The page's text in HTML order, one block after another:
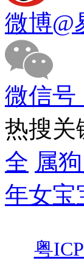
微博@
微信号
热搜关
全 属
年女宝
粤